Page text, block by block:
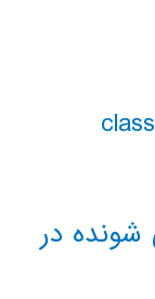
در